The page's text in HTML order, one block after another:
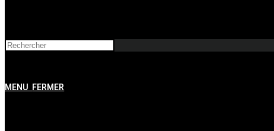
MENU FERMER